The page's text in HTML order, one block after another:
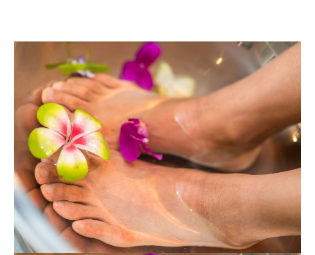
подоскоп. Для оптовых компаний есть
возможность наши подоскопы
(плантоскопы) купить оптом и в розницу
по выгодной цене.
Если среди наших подосканов вы не
нашли подходящий, то мы можем
специально для вас изготовить
плантоскоп из оргстекла на заказ по
вашим размерам и требованиям от
классического подоскопа до
портативного подоскопа.